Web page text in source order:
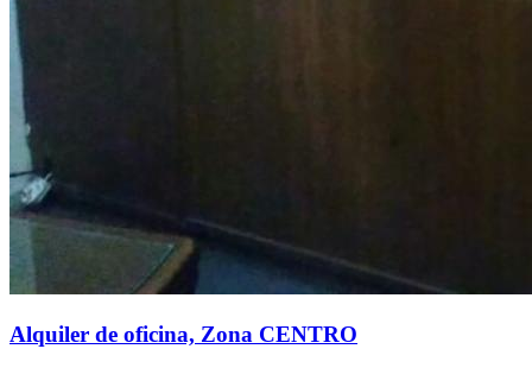
Alquiler de oficina, Zona CENTRO